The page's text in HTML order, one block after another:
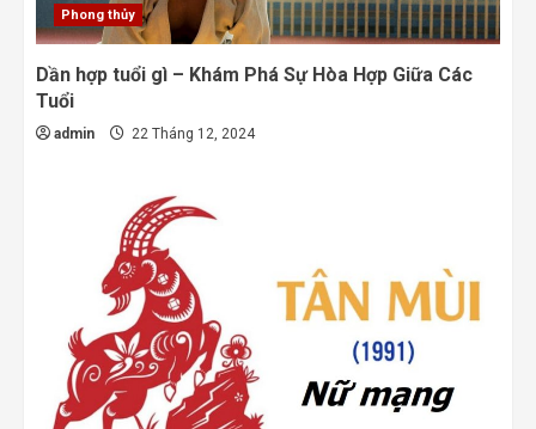
Phong thủy
Dần hợp tuổi gì – Khám Phá Sự Hòa Hợp Giữa Các
Tuổi
admin 22 Tháng 12, 2024